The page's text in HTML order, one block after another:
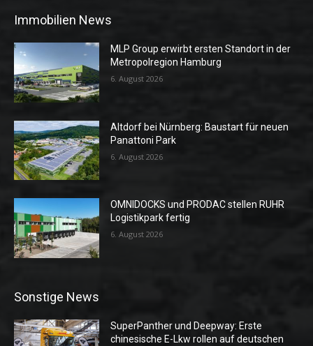
Immobilien News
MLP Group erwirbt ersten Standort in der
Metropolregion Hamburg
6. August 2026
Altdorf bei Nürnberg: Baustart für neuen
Panattoni Park
6. August 2026
OMNIDOCKS und PRODAC stellen RUHR
Logistikpark fertig
6. August 2026
Sonstige News
SuperPanther und Deepway: Erste
chinesische E-Lkw rollen auf deutschen